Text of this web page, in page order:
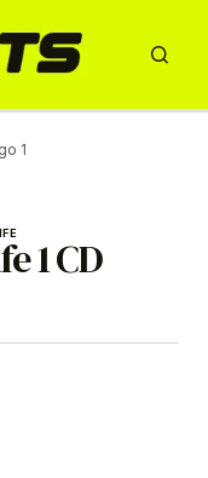
1
1 CD